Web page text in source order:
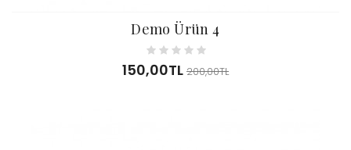
Demo Ürün 4
150,00TL 200,00TL